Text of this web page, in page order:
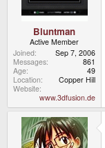
Bluntman
Active Member
Joined
Sep 7, 2006
Messages
861
Age
49
Location
Copper Hill
Website
www.3dfusion.de